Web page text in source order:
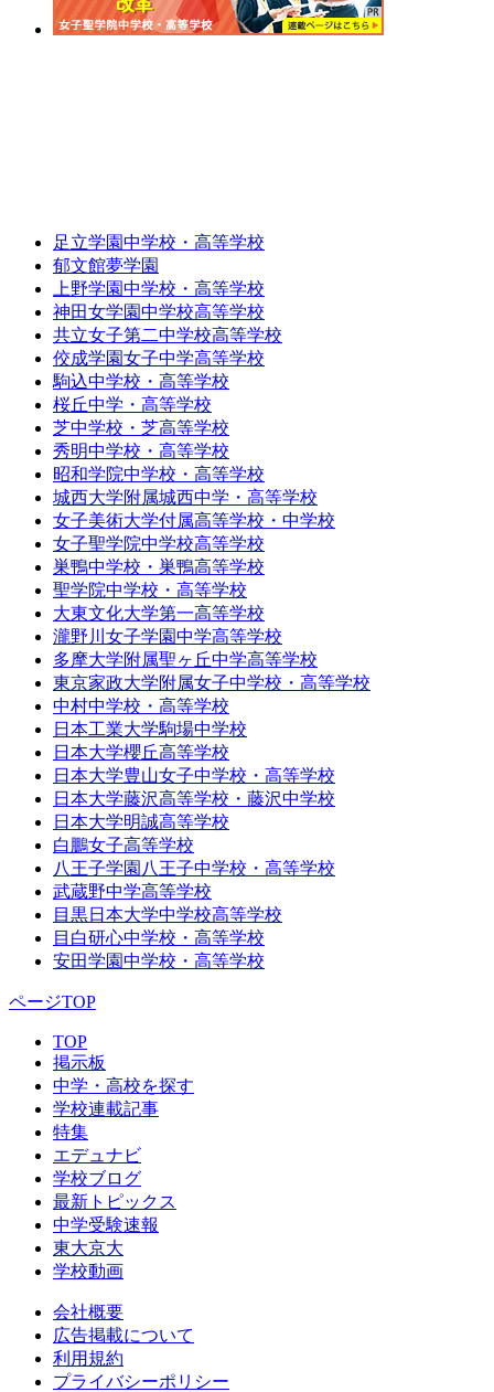
足立学園中学校・高等学校
郁文館夢学園
上野学園中学校・高等学校
神田女学園中学校高等学校
共立女子第二中学校高等学校
佼成学園女子中学高等学校
駒込中学校・高等学校
桜丘中学・高等学校
芝中学校・芝高等学校
秀明中学校・高等学校
昭和学院中学校・高等学校
城西大学附属城西中学・高等学校
女子美術大学付属高等学校・中学校
女子聖学院中学校高等学校
巣鴨中学校・巣鴨高等学校
聖学院中学校・高等学校
大東文化大学第一高等学校
瀧野川女子学園中学高等学校
多摩大学附属聖ヶ丘中学高等学校
東京家政大学附属女子中学校・高等学校
中村中学校・高等学校
日本工業大学駒場中学校
日本大学櫻丘高等学校
日本大学豊山女子中学校・高等学校
日本大学藤沢高等学校・藤沢中学校
日本大学明誠高等学校
白鵬女子高等学校
八王子学園八王子中学校・高等学校
武蔵野中学高等学校
目黒日本大学中学校高等学校
目白研心中学校・高等学校
安田学園中学校・高等学校
ページTOP
TOP
掲示板
中学・高校を探す
学校連載記事
特集
エデュナビ
学校ブログ
最新トピックス
中学受験速報
東大京大
学校動画
会社概要
広告掲載について
利用規約
プライバシーポリシー